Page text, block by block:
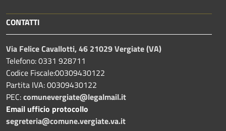
CONTATTI
Via Felice Cavallotti, 46 21029 Vergiate (VA)
Telefono: 0331 928711
Codice Fiscale:00309430122
Partita IVA: 00309430122
PEC:comunevergiate@legalmail.it
Email ufficio protocollo
segreteria@comune.vergiate.va.it